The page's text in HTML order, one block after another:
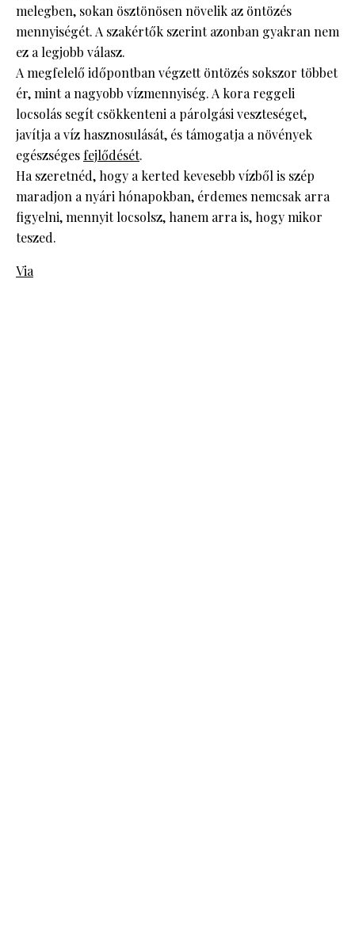
melegben, sokan ösztönösen növelik az öntözés
mennyiségét. A szakértők szerint azonban gyakran nem
ez a legjobb válasz.
A megfelelő időpontban végzett öntözés sokszor többet
ér, mint a nagyobb vízmennyiség. A kora reggeli
locsolás segít csökkenteni a párolgási veszteséget,
javítja a víz hasznosulását, és támogatja a növények
egészséges fejlődését.
Ha szeretnéd, hogy a kerted kevesebb vízből is szép
maradjon a nyári hónapokban, érdemes nemcsak arra
figyelni, mennyit locsolsz, hanem arra is, hogy mikor
teszed.
Via